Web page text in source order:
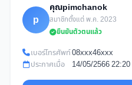
p
คุณpimchanok
สมาชิกตั้งแต่ พ.ค. 2023
ยืนยันตัวตนแล้ว
เบอร์โทรศัพท์08xxx46xxx
ประกาศเมื่อ
14/05/2566 22:20